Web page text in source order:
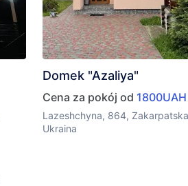
Domek "Azaliya"
Cena za pokój od 1800UAH
Lazeshchyna, 864,
Ukraina